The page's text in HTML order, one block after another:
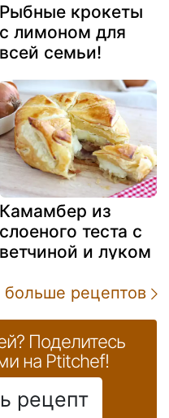
Рыбные крокеты
с лимоном для
всей семьи!
Камамбер из
слоеного теста с
ветчиной и луком
рецептов
Поделитесь
на Ptitchef!
рецепт